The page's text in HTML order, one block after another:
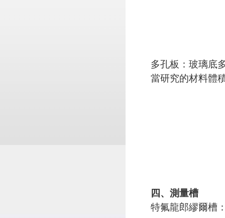
多孔板：玻璃底
當研究的材料體
四、測量槽
特氟龍郎繆爾槽